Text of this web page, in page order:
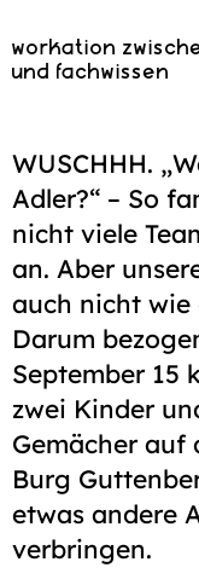
workation
und fachwissen
WUSCHHH.
Adler?“ – So
nicht viele
an. Aber
auch nicht wie
Darum
September 15
zwei Kinder
Gemächer auf
Burg
etwas andere
verbringen.